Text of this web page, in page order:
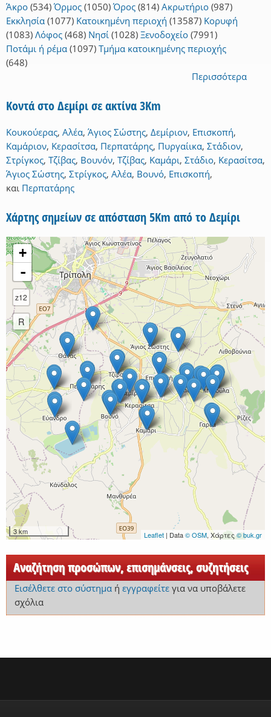
Άκρο (534) Όρμος (1050) Όρος (814) Ακρωτήριο (987)
Εκκλησία (1077) Κατοικημένη περιοχή (13587) Κορυφή
(1083) Λόφος (468) Νησί (1028) Ξενοδοχείο (7991)
Ποτάμι ή ρέμα (1097) Τμήμα κατοικημένης περιοχής
(648)
Περισσότερα
Κοντά στο Δεμίρι σε ακτίνα 3Km
Κουκούερας, Αλέα, Άγιος Σώστης, Δεμίριον, Επισκοπή,
Καμάριον, Κερασίτσα, Περπατάρης, Πυργαίικα, Στάδιον,
Στρίγκος, Τζίβας, Βουνόν, Τζίβας, Καμάρι, Στάδιο, Κερασίτσα,
Άγιος Σώστης, Στρίγκος, Αλέα, Βουνό, Επισκοπή,
και Περπατάρης
Χάρτης σημείων σε απόσταση 5Km από το Δεμίρι
+
-
z12
R
3 km Leaflet | Data© OSM, Χάρτες© buk.gr
Αναζήτηση προσώπων, επισημάνσεις, συζητήσεις
Εισέλθετε στο σύστημαή εγγραφείτεγια να υποβάλετε
σχόλια